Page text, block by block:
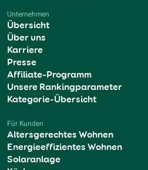
Unternehmen
Übersicht
Über uns
Karriere
Presse
Affiliate-Programm
Unsere Rankingparameter
Kategorie-Übersicht
Für Kunden
Altersgerechtes Wohnen
Energieeffizientes Wohnen
Solaranlage